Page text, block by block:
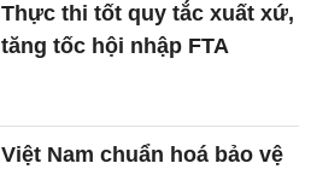
Thực thi tốt quy tắc xuất xứ,
tăng tốc hội nhập FTA
Việt Nam chuẩn hoá bảo vệ